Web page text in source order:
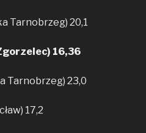
Tarnobrzeg) 20,1
16,36
Tarnobrzeg) 23,0
17,2